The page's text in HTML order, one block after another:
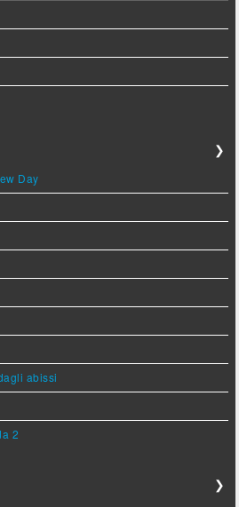
❯
Day
abissi
2
❯